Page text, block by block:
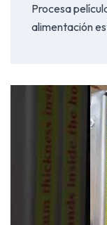
Procesa
alimentación